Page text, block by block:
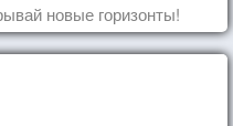
новые горизонты!